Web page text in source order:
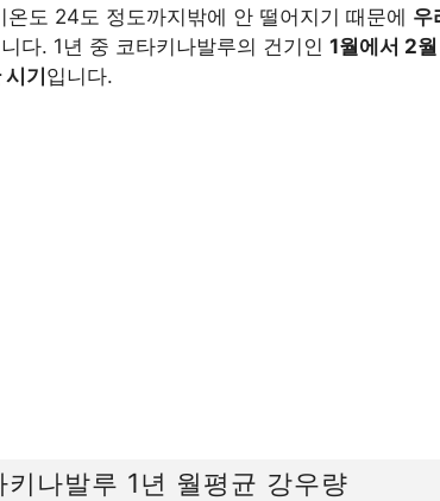
온도 24도 정도까지밖에 안 떨어지기 때문에 우
다. 1년 중 코타키나발루의 건기인 1월에서 2
시기입니다.
키나발루 1년 월평균 강우량